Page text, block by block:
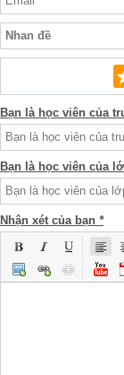
Bạn là học viên của
Bạn là học viên của
Nhận xét của bạn *